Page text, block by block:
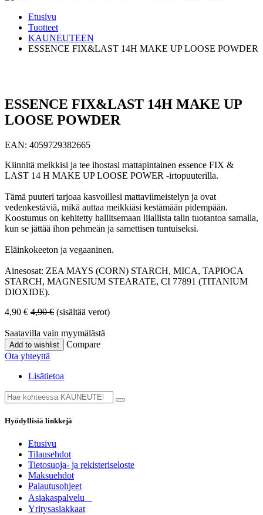
Etusivu
Tuotteet
KAUNEUTEEN
ESSENCE FIX&LAST 14H MAKE UP LOOSE POWDER
ESSENCE FIX&LAST 14H MAKE UP
LOOSE POWDER
EAN: 4059729382665
Kiinnitä meikkisi ja tee ihostasi mattapintainen essence FIX &
LAST 14 H MAKE UP LOOSE POWER -irtopuuterilla.
Tämä puuteri tarjoaa kasvoillesi mattaviimeistelyn ja ovat
vedenkestäviä, mikä auttaa meikkiäsi kestämään pidempään.
Koostumus on kehitetty hallitsemaan liiallista talin tuotantoa samalla,
kun se jättää ihon pehmeän ja samettisen tuntuiseksi.
Eläinkokeeton ja vegaaninen.
Ainesosat: ZEA MAYS (CORN) STARCH, MICA, TAPIOCA
STARCH, MAGNESIUM STEARATE, CI 77891 (TITANIUM
DIOXIDE).
4,90 € 4,90€ (sisältää verot)
Saatavilla vain myymälästä
Add to wishlist
Compare
Ota yhteyttä
Lisätietoa
Hyödyllisiä linkkejä
Etusivu
Tilausehdot
Tietosuoja- ja rekisteriseloste
Maksuehdot
Palautusohjeet
Asia​k​aspalvelu
​Yritysasiakkaat